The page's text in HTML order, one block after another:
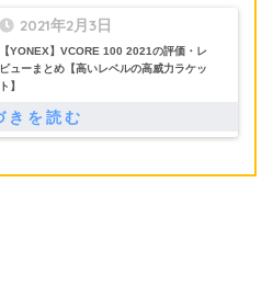
2021年2月3日
【YONEX】VCORE 100 2021の評価・レ
ビューまとめ【高いレベルの高威力ラケッ
ト】